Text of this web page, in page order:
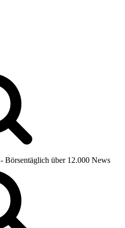
- Börsentäglich über 12.000 News